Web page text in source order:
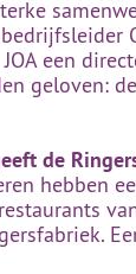
een
geloven:
de
hebben